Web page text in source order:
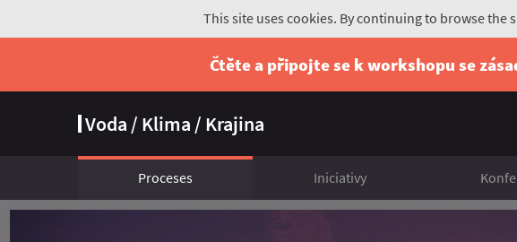
This site uses cookies. By continuing to browse the
Čtěte a připojte se k workshopu se
Voda / Klima / Krajina
Proceses Iniciativy